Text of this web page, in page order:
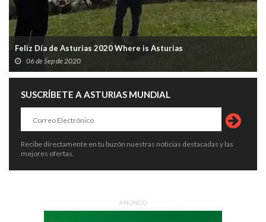
Feliz Día de Asturias 2020 Where is Asturias
06 de Sep de 2020
SUSCRÍBETE A ASTURIAS MUNDIAL
Recibe directamente en tu buzón nuestras noticias destacadas y las
mejores ofertas.
ANUNCIO